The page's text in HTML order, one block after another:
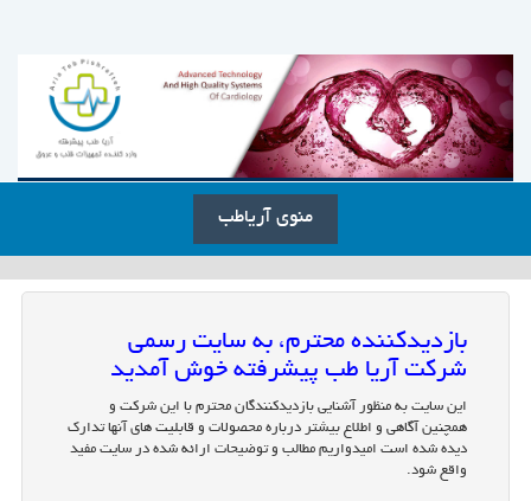
منوی آریاطب
بازدیدکننده محترم، به سایت رسمی
شرکت آریا طب پیشرفته خوش آمدید
این سایت به منظور آشنایی بازدیدکنندگان محترم با این شرکت و
همچنین آگاهی و اطلاع بیشتر درباره محصولات و قابلیت های آنها تدارک
دیده شده است امیدواریم مطالب و توضیحات ارائه شده در سایت مفید
واقع شود.